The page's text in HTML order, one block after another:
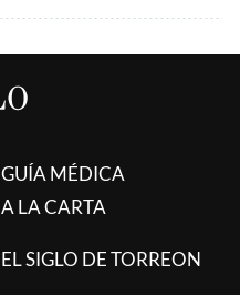
GUÍA MÉDICA
A LA CARTA
EL SIGLO DE TORREON